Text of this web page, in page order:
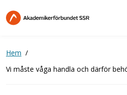
till
Hem
Vi måste våga handla och därför